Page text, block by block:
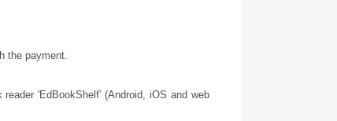
the payment.
'EdBookShelf' (Android, iOS and web